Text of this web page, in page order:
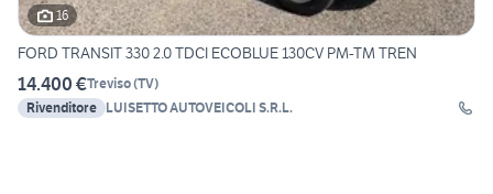
16
FORD TRANSIT 330 2.0 TDCI ECOBLUE 130CV PM-TM TREN
14.400 €Treviso(TV)
Rivenditore LUISETTO AUTOVEICOLI S.R.L.